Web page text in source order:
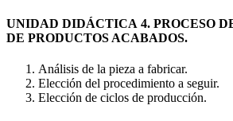
UNIDAD DIDÁCTICA 4. PROCESO
DE PRODUCTOS ACABADOS.
Análisis de la pieza a fabricar.
Elección del procedimiento a seguir.
Elección de ciclos de producción.